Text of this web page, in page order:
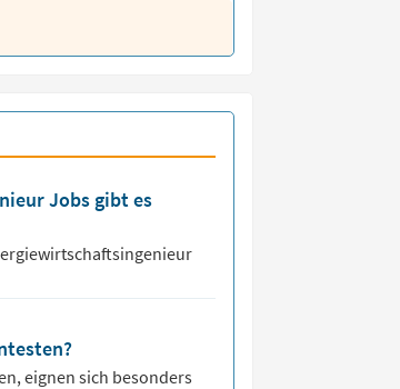
Jobs gibt es
eignen sich besonders